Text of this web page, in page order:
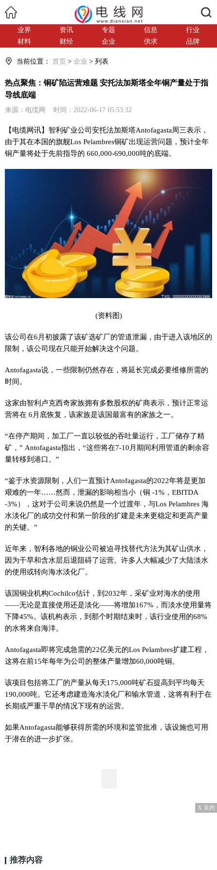
业界 资讯 专题 信息
行业
材料
财经 企业 供求 品牌
当前位置： 首页 > 企业 > 列表
热点聚焦：铜矿陷运营难题 安托法加斯塔全年铜产量处于指
导线底端
来源：电缆网 时间：2022-06-17 05:53:32
【电缆网讯】智利矿业公司安托法加斯塔Antofagasta周三表示，
由于其在本国的旗舰Los Pelambres铜矿出现运营问题，预计全年
铜产量将处于先前指导的 660,000-690,000吨的底端。
(资料图)
该公司在6月初披露了该矿选矿厂的管道泄漏，由于进入该地区的
限制，该公司现在只能开始解决这个问题。
Antofagasta说，一些限制仍然存在，将延长完成必要维修所需的
时间。
这家由智利卢克西奇家族拥有多数股权的矿商表示，预计正常运
营将在 6月底恢复，该家族是该国最富有的家族之一。
“在停产期间，加工厂一直以较低的吞吐量运行，工厂储存了精
矿，” Antofagasta指出，“这些将在7-10月期间利用管道的剩余容
量转移到港口。”
“鉴于水资源限制，人们一直预计Antofagasta的2022年将是更加
艰难的一年……然而，泄漏的影响相当小（铜 -1%，EBITDA
-3%），这对于公司来说仍然是一个过渡年，与Los Pelambres 海
水淡化厂的成功交付和第一阶段的扩建是未来更稳定和更高产量
的关键。”
近年来，智利各地的铜业公司被迫寻找替代方法为其矿山供水，
因为干旱和含水层后退阻碍了运营。许多人大幅减少了大陆淡水
的使用或转向海水淡化厂。
该国铜业机构Cochilco估计，到2032年，采矿业对海水的使用
——无论是直接使用还是淡化——将增加167%，而淡水使用量将
下降45%。该机构表示，到那个时期结束时，该行业使用的68%
的水将来自海洋。
Antofagasta即将完成急需的22亿美元的Los Pelambres扩建工程，
这将在前15年每年为公司的整体产量增加60,000吨铜。
该项目包括将工厂的产量从每天175,000吨矿石提高到平均每天
190,000吨。它还考虑建造海水淡化厂和输水管道，这将有利于在
长期或严重干旱的情况下现有的运营。
如果Antofagasta能够获得所需的环境和监管批准，该设施也可用
于潜在的进一步扩张。
X 关闭
推荐内容